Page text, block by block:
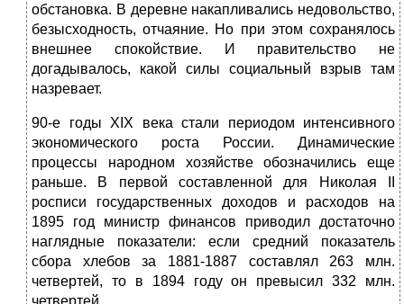
обстановка. В деревне накапливались недовольство,
безысходность, отчаяние. Но при этом сохранялось
внешнее спокойствие. И правительство не
догадывалось, какой силы социальный взрыв там
назревает.
90-е годы ХIХ века стали периодом интенсивного
экономического роста России. Динамические
процессы народном хозяйстве обозначились еще
раньше. В первой составленной для Николая II
росписи государственных доходов и расходов на
1895 год министр финансов приводил достаточно
наглядные показатели: если средний показатель
сбора хлебов за 1881-1887 составлял 263 млн.
четвертей, то в 1894 году он превысил 332 млн.